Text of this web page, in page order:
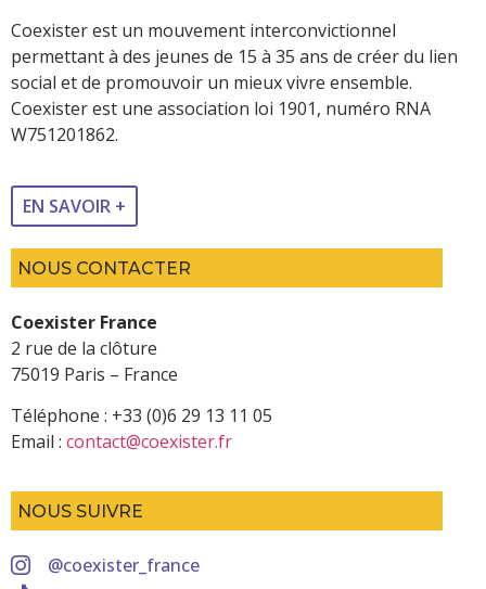
Coexister est un mouvement interconvictionnel
permettant à des jeunes de 15 à 35 ans de créer du lien
social et de promouvoir un mieux vivre ensemble.
Coexister est une association loi 1901, numéro RNA
W751201862.
EN SAVOIR +
NOUS CONTACTER
Coexister France
2 rue de la clôture
75019 Paris – France
Téléphone : +33 (0)6 29 13 11 05
Email : contact@coexister.fr
NOUS SUIVRE
@coexister_france